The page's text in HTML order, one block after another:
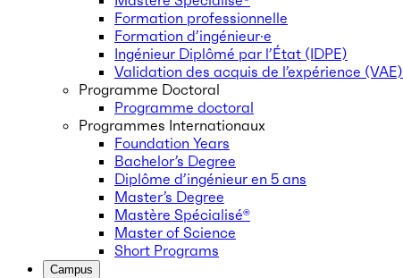
Formation professionnelle
Formation d’ingénieur·e
Ingénieur Diplômé par l’État (IDPE)
Validation des acquis de l’expérience (VAE)
Programme Doctoral
Programme doctoral
Programmes Internationaux
Foundation Years
Bachelor’s Degree
Diplôme d’ingénieur en 5 ans
Master’s Degree
Mastère Spécialisé®
Master of Science
Short Programs
Campus